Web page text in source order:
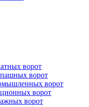
ворот
ворот
ворот
ворот
ворот